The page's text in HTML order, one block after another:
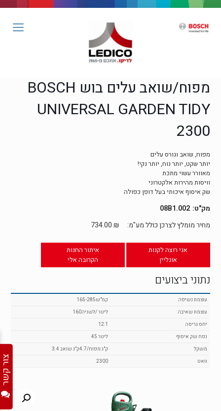
מפוח/שואב עלים בוש BOSCH
UNIVERSAL GARDEN TIDY
2300
מפוח, שואב וגורס עלים
יותר שקט, יותר נוח, יותר נקי!
מאוורר עשוי מתכת
וויסות מהירות אלקטרוני
שק איסוף איכותי בעל דופן כפולה
08B1.002
מחיר מומלץ לצרכן כולל מע"מ:
734.00 ₪
אני רוצה לקנות
אונליין
איתור החנות
הקרובה אלי
נתוני ביצועים
165-285קמ"ש
עוצמת נשיפה
160ליטר /לשניה
עוצמת שאיבה
12:1
יחס גריסה
45 ליטר
נפח שק איסוף
3.4 ק"ג מפוח/4.7ק"ג שואב
משקל
2300
וואט